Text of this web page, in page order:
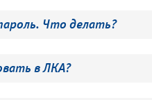
Что делать?
в ЛКА?